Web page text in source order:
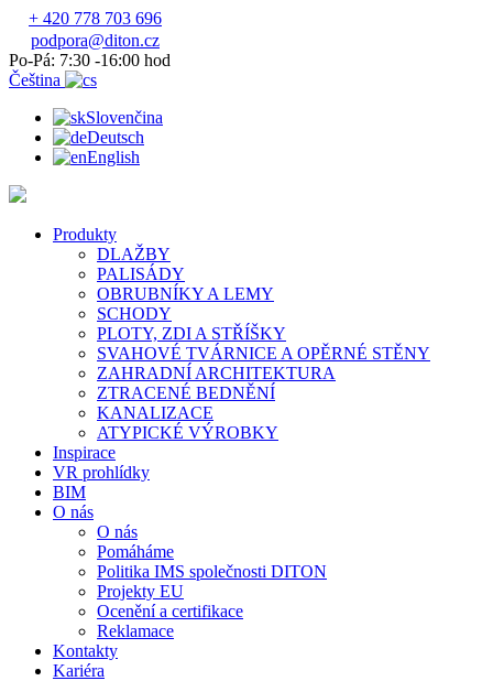
+ 420 778 703 696
podpora@diton.cz
Po-Pá: 7:30 -16:00 hod
Čeština
Slovenčina
Deutsch
English
Produkty
DLAŽBY
PALISÁDY
OBRUBNÍKY A LEMY
SCHODY
PLOTY, ZDI A STŘÍŠKY
SVAHOVÉ TVÁRNICE A OPĚRNÉ STĚNY
ZAHRADNÍ ARCHITEKTURA
ZTRACENÉ BEDNĚNÍ
KANALIZACE
ATYPICKÉ VÝROBKY
Inspirace
VR prohlídky
BIM
O nás
O nás
Pomáháme
Politika IMS společnosti DITON
Projekty EU
Ocenění a certifikace
Reklamace
Kontakty
Kariéra